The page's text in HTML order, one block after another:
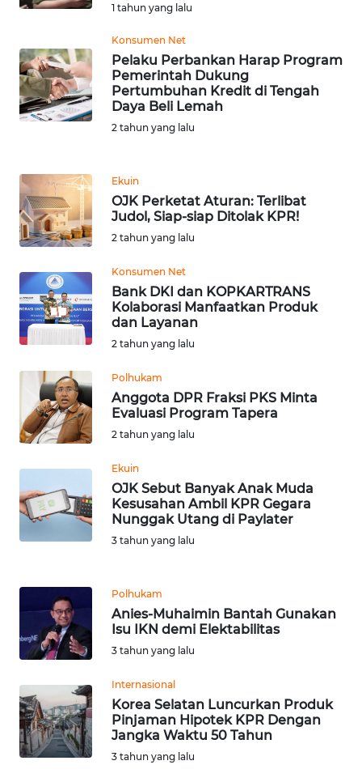
1 tahun yang lalu
Konsumen Net
Pelaku Perbankan Harap Program
Pemerintah Dukung
Pertumbuhan Kredit di Tengah
Daya Beli Lemah
2 tahun yang lalu
Ekuin
OJK Perketat Aturan: Terlibat
Judol, Siap-siap Ditolak KPR!
2 tahun yang lalu
Konsumen Net
Bank DKI dan KOPKARTRANS
Kolaborasi Manfaatkan Produk
dan Layanan
2 tahun yang lalu
Polhukam
Anggota DPR Fraksi PKS Minta
Evaluasi Program Tapera
2 tahun yang lalu
Ekuin
OJK Sebut Banyak Anak Muda
Kesusahan Ambil KPR Gegara
Nunggak Utang di Paylater
3 tahun yang lalu
Polhukam
Anies-Muhaimin Bantah Gunakan
Isu IKN demi Elektabilitas
3 tahun yang lalu
Internasional
Korea Selatan Luncurkan Produk
Pinjaman Hipotek KPR Dengan
Jangka Waktu 50 Tahun
3 tahun yang lalu
SIBER
REDAKSI
KARIR
Wahana
News
Regional
SUMUT
WN
JAKARTA
WN
JABAR
WN
WN
NTT
WN
PAPUA
PAPUA
BARAT
WN